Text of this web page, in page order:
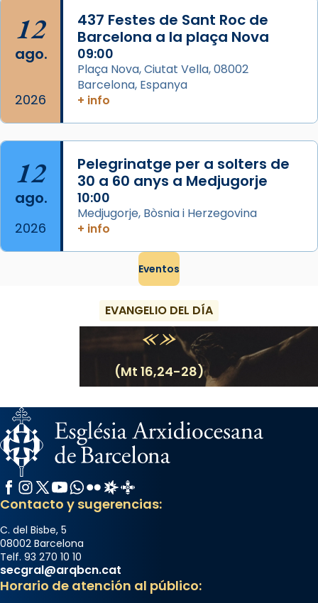
Foto
View on Facebook · Share
12
ago.
2026
437 Festes de Sant Roc de
Barcelona a la plaça Nova
09:00
Plaça Nova, Ciutat Vella, 08002
Barcelona, Espanya
+ info
12
ago.
2026
Pelegrinatge per a solters de
30 a 60 anys a Medjugorje
10:00
Medjugorje, Bòsnia i Herzegovina
+ info
Eventos
EVANGELIO DEL DÍA
(Mt 16,24-28)
Facebook
Instagram
X / Twitter
YouTube
WhatsApp
FlickrRadio Estel
Catalunya Cristiana
Contacto y sugerencias:
C. del Bisbe, 5
08002 Barcelona
Telf. 93 270 10 10
secgral@arqbcn.cat
Horario de atención al público: